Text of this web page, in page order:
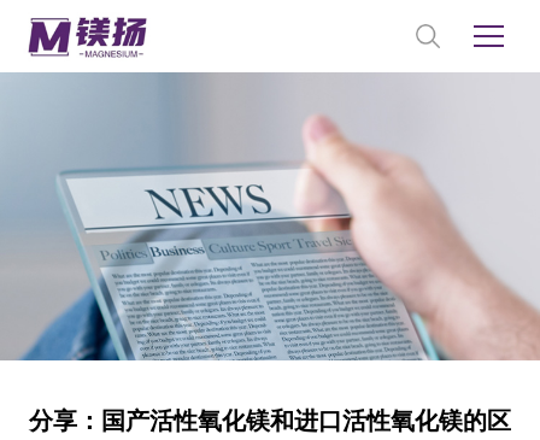
分享：国产活性氧化镁和进口活性氧化镁的区